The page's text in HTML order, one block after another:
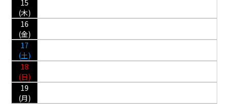
15
(木)
16
(金)
17
(土)
18
(日)
19
(月)